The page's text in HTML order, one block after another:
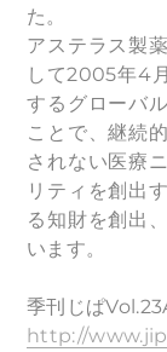
た。
アステラス製
して2005年4
するグローバ
ことで、継続
されない医療
リティを創出
る知財を創出
います。
季刊じぱ
http://